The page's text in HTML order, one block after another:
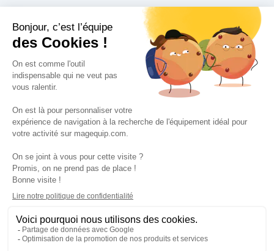
Suivez-nous
VOS SERVICES
VOS DEMANDES
NOTRE SOCIETE
CGV·Données personnelles
Nos partenaires·Guides et conseils·Rejoignez-nous